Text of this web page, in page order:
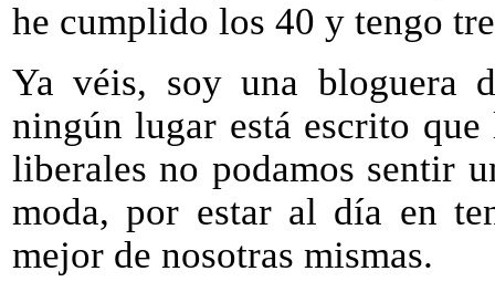
he cumplido los 40 y tengo
Ya véis, soy una bloguera
ningún lugar está escrito
liberales no podamos sentir
moda, por estar al día en
mejor de nosotras mismas.